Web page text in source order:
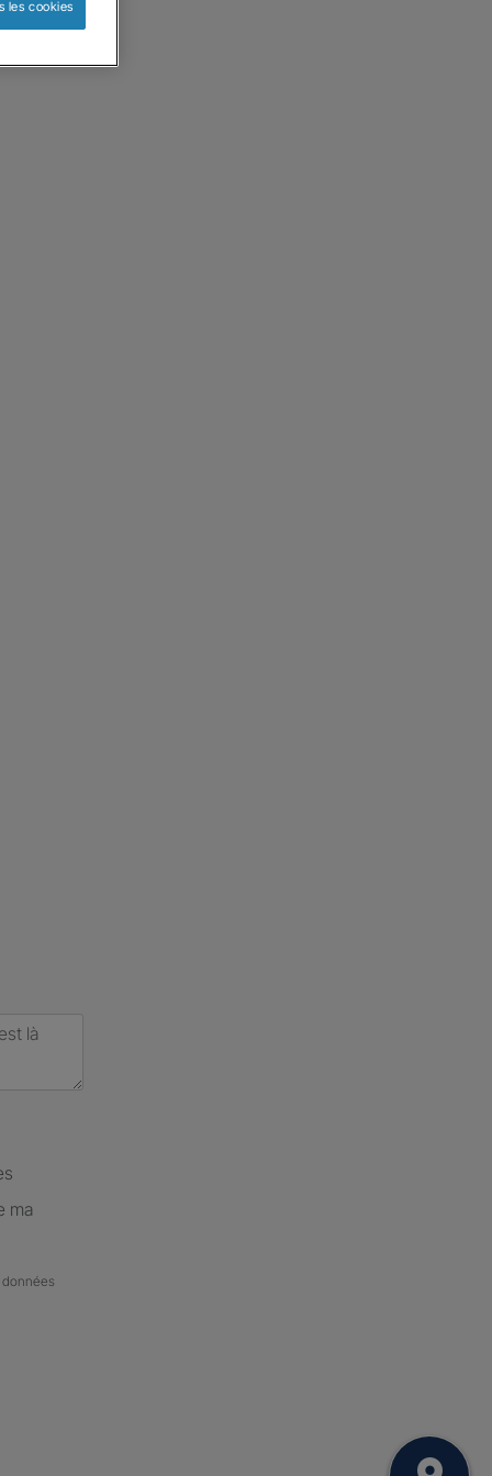
ma
les cookies